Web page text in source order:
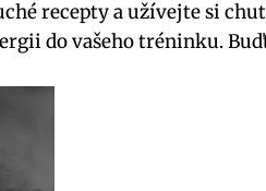
recepty a užívejte si
do vašeho tréninku.